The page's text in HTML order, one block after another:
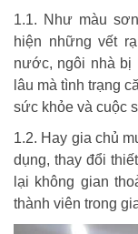
1.1. Như màu
hiện những vết
nước, ngôi nhà bị
lâu mà tình trạng
sức khỏe và cuộc
1.2. Hay gia chủ
dụng, thay đổi
lại không gian
thành viên trong